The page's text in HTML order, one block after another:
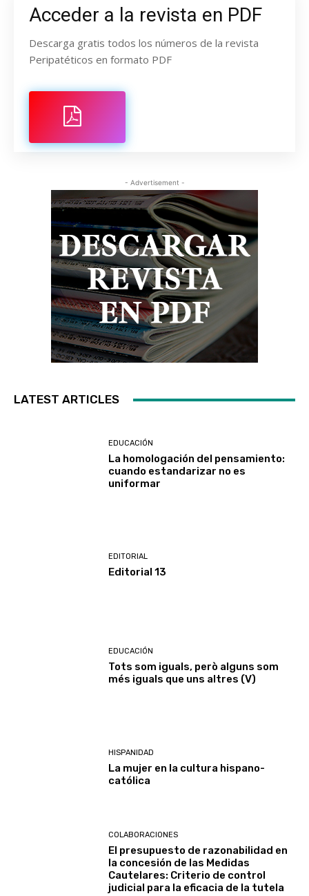
Acceder a la revista en PDF
Descarga gratis todos los números de la revista
Peripatéticos en formato PDF
- Advertisement -
LATEST ARTICLES
EDUCACIÓN
La homologación del pensamiento:
cuando estandarizar no es
uniformar
EDITORIAL
Editorial 13
EDUCACIÓN
Tots som iguals, però alguns som
més iguals que uns altres (V)
HISPANIDAD
La mujer en la cultura hispano-
católica
COLABORACIONES
El presupuesto de razonabilidad en
la concesión de las Medidas
Cautelares: Criterio de control
judicial para la eficacia de la tutela